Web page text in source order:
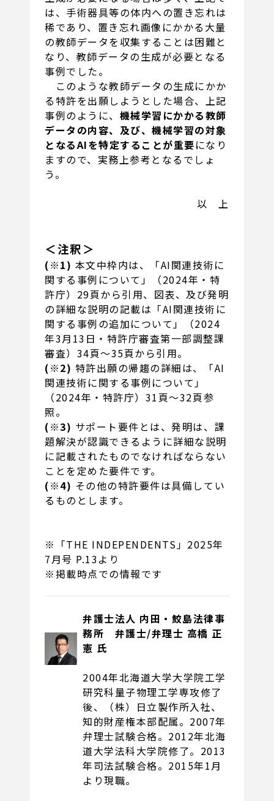
は、手術器具等の体内への置き忘れは
稀であり、置き忘れ画像にかかる大量
の教師データを収集することは困難と
なり、教師データの生成が必要となる
事例でした。
このような教師データの生成にかか
る特許を出願しようとした場合、上記
事例のように、 機械学習にかかる教師
データの内容、及び、機械学習の対象
となるAIを特定することが重要になり
ますので、実務上参考となるでしょ
う。
以 上
＜注釈＞
(※1) 本文中枠内は、「AI関連技術に
関する事例について」（2024年・特
許庁）29頁から引用、図表、及び発明
の詳細な説明の記載は「AI関連技術に
関する事例の追加について」（2024
年3月13日・特許庁審査第一部調整課
審査）34頁～35頁から引用。
(※2) 特許出願の帰趨の詳細は、「AI
関連技術に関する事例について」
（2024年・特許庁）31頁～32頁参
照。
(※3) サポート要件とは、発明は、課
題解決が認識できるように詳細な説明
に記載されたものでなければならない
ことを定めた要件です。
(※4) その他の特許要件は具備してい
るものとします。
※「THE INDEPENDENTS」2025年
7月号 P.13より
※掲載時点での情報です
弁護士法人 内田・鮫島法律事
務所 弁護士/弁理士 高橋 正
憲 氏
2004年北海道大学大学院工学
研究科量子物理工学専攻修了
後、（株）日立製作所入社、
知的財産権本部配属。2007年
弁理士試験合格。2012年北海
道大学法科大学院修了。2013
年司法試験合格。2015年1月
より現職。